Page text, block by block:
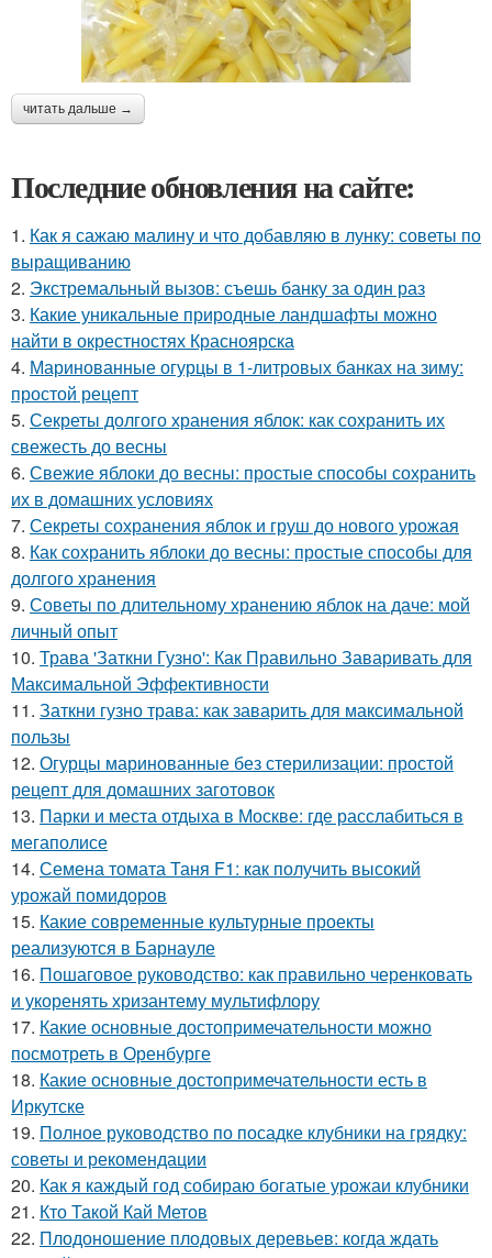
читать дальше →
Последние обновления на сайте:
1. Как я сажаю малину и что добавляю в лунку: советы по
выращиванию
2. Экстремальный вызов: съешь банку за один раз
3. Какие уникальные природные ландшафты можно
найти в окрестностях Красноярска
4. Маринованные огурцы в 1-литровых банках на зиму:
простой рецепт
5. Секреты долгого хранения яблок: как сохранить их
свежесть до весны
6. Свежие яблоки до весны: простые способы сохранить
их в домашних условиях
7. Секреты сохранения яблок и груш до нового урожая
8. Как сохранить яблоки до весны: простые способы для
долгого хранения
9. Советы по длительному хранению яблок на даче: мой
личный опыт
10. Трава 'Заткни Гузно': Как Правильно Заваривать для
Максимальной Эффективности
11. Заткни гузно трава: как заварить для максимальной
пользы
12. Огурцы маринованные без стерилизации: простой
рецепт для домашних заготовок
13. Парки и места отдыха в Москве: где расслабиться в
мегаполисе
14. Семена томата Таня F1: как получить высокий
урожай помидоров
15. Какие современные культурные проекты
реализуются в Барнауле
16. Пошаговое руководство: как правильно черенковать
и укоренять хризантему мультифлору
17. Какие основные достопримечательности можно
посмотреть в Оренбурге
18. Какие основные достопримечательности есть в
Иркутске
19. Полное руководство по посадке клубники на грядку:
советы и рекомендации
20. Как я каждый год собираю богатые урожаи клубники
21. Кто Такой Кай Метов
22. Плодоношение плодовых деревьев: когда ждать